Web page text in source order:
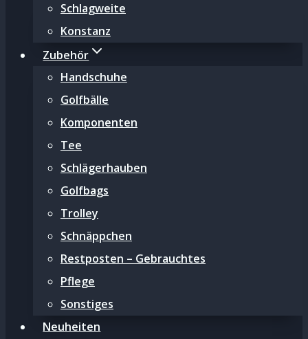
Schlagweite
Konstanz
Zubehör
Handschuhe
Golfbälle
Komponenten
Tee
Schlägerhauben
Golfbags
Trolley
Schnäppchen
Restposten – Gebrauchtes
Pflege
Sonstiges
Neuheiten